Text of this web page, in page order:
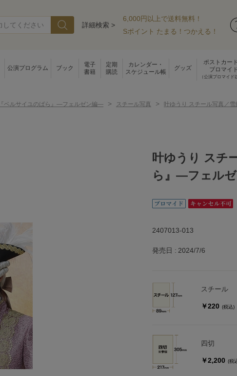
詳細検索 >
6,000円以上で送料無料！
Sポイント たまる！つかえる！
公演プログラム ブック
電子
書籍
定期
購読
カレンダー・
スケジュール帳
グッズ
ポストカー
ブロマイ
（公演ブロマイド
『ベルサイユのばら』―フェルゼン編― > スチール写真 > 叶ゆうり スチール写真／
叶ゆうり スチ
ら』―フェル
2407013-013
発売日 2024/7/6
スチール
￥220 (税込)
四切
￥2,200 (税